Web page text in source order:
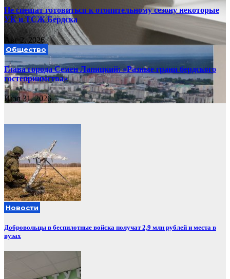
Не спешат готовиться к отопительному сезону некоторые
УК и ТСЖ Бердска
Авг 2, 2026
Общество
Глава города Семен Лапицкий: «Разные грани бердского
гостеприимства»
Июл 31, 2026
Новости
Добровольцы в беспилотные войска получат 2,9 млн рублей и места в
вузах